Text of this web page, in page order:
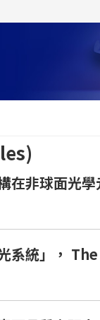
在非球面光
光系統」，